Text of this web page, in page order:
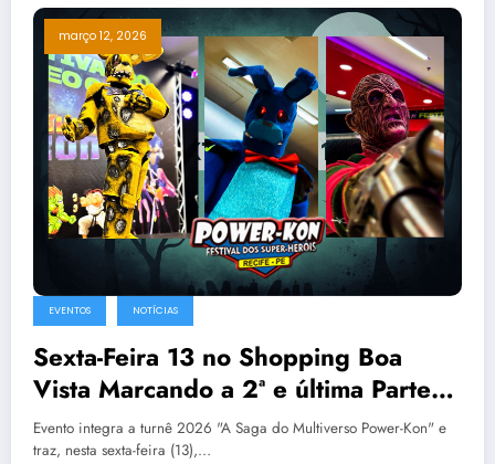
março 12, 2026
EVENTOS NOTÍCIAS
Sexta-Feira 13 no Shopping Boa
Vista Marcando a 2ª e última Parte
do 14º Festival do Vídeogame-PE
Evento integra a turnê 2026 "A Saga do Multiverso Power-Kon" e
traz, nesta sexta-feira (13),…